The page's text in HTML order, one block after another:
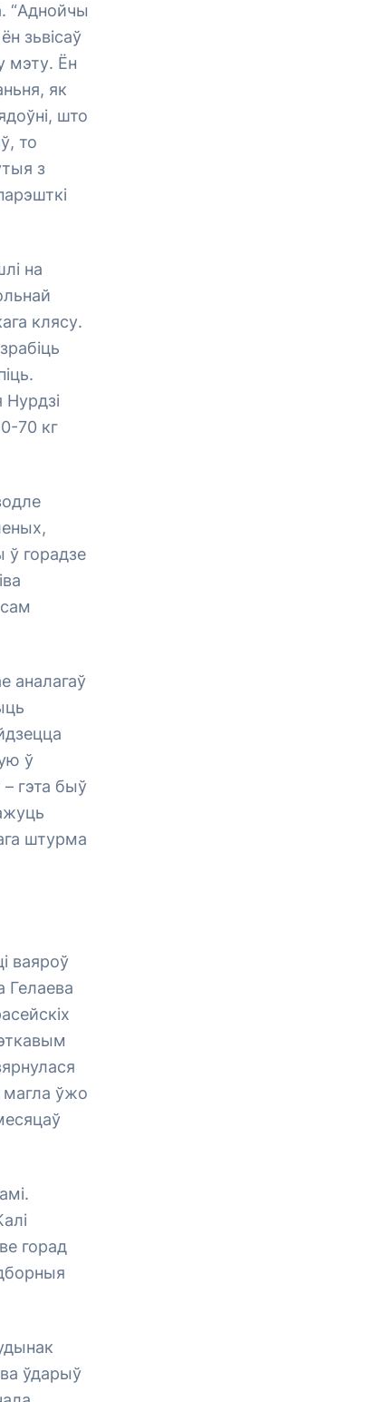
“Аднойчы
зьвісаў
мэту. Ён
як
што
то
з
на
клясу.
70 кг
ў горадзе
аналагаў
ў
гэта быў
штурма
ваяроў
Гелаева
магла ўжо
горад
ўдарыў